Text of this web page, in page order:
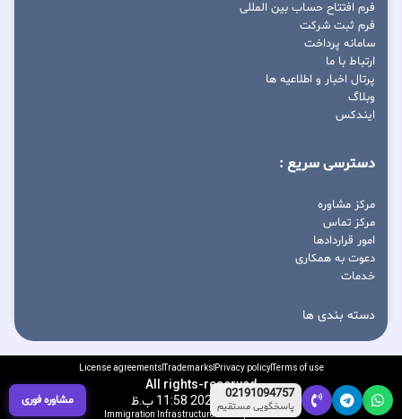
فرم افتتاح حساب بین المللی
فرم ثبت شرکت
سامانه پرداخت
ارتباط با ما
پرتال اخبار و اطلاعیه ها
وبلاگ
ایندکس
دسترسی سریع :
مرکز مشاوره
مرکز تماس
امور قراردادها
دعوت به همکاری
خدمات
دسته بندی ها
Terms of use
Privacy policy
Trademarks
License agreements
All rights-reserved
آگوست 7, 2026 11:58 ب.ظ
Immigration Infrastructure Development Center
02191094757
پاسخگویی مستقیم مشاوره فوری